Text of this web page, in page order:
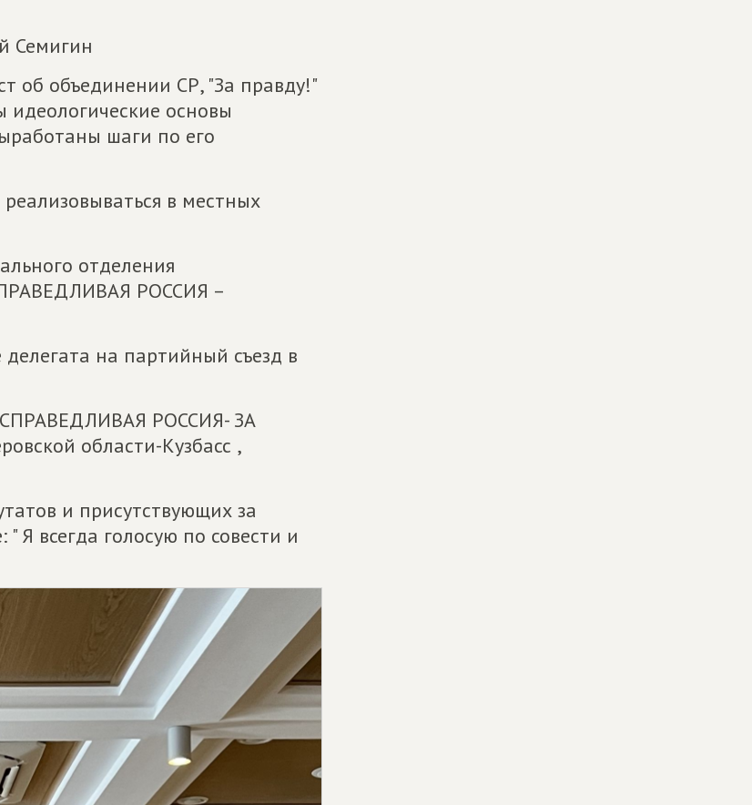
Семигин
об объединении СР, "За правду!"
идеологические основы
шаги по его
в местных
отделения
РОССИЯ –
на партийный съезд в
РОССИЯ- ЗА
области-Кузбасс ,
и присутствующих за
Я всегда голосую по совести и